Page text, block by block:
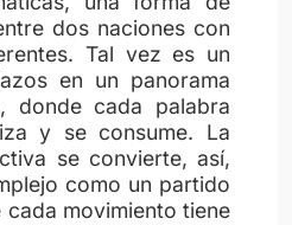
dos naciones con
Tal vez es un
en un panorama
donde cada palabra
y se consume. La
se convierte, así,
como un partido
movimiento tiene